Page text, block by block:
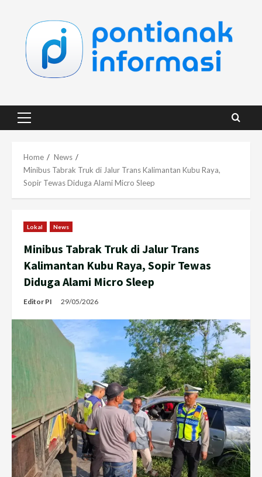
content
Primary
Home
News
Minibus Tabrak Truk di Jalur Trans Kalimantan Kubu Raya,
Sopir Tewas Diduga Alami Micro Sleep
Lokal News
Minibus Tabrak Truk di Jalur Trans
Kalimantan Kubu Raya, Sopir Tewas
Diduga Alami Micro Sleep
Editor PI 29/05/2026